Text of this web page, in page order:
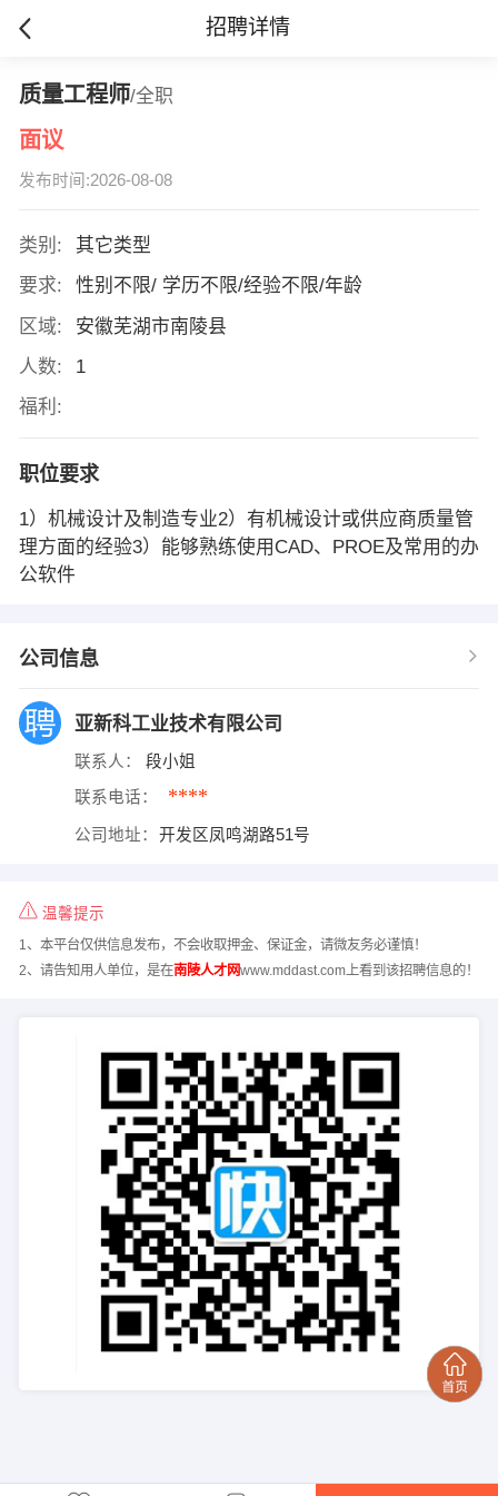
招聘详情
质量工程师/全职
面议
发布时间:2026-08-08
类别:
其它类型
要求:
性别不限/ 学历不限/经验不限/年龄
区域:
安徽芜湖市南陵县
人数:
1
福利:
职位要求
1）机械设计及制造专业2）有机械设计或供应商质量管
理方面的经验3）能够熟练使用CAD、PROE及常用的办
公软件
公司信息
亚新科工业技术有限公司
联系人： 段小姐
联系电话： ****
公司地址： 开发区凤鸣湖路51号
温馨提示
1、本平台仅供信息发布，不会收取押金、保证金，请微友务必谨慎！
2、请告知用人单位，是在南陵人才网www.mddast.com上看到该招聘信息的！